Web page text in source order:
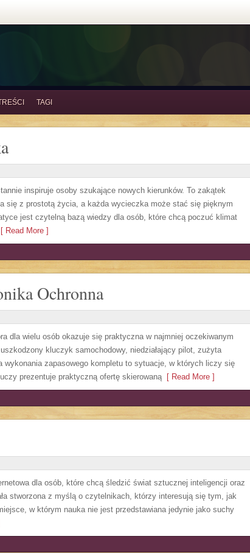
TAGI
inspiruje osoby szukające nowych kierunków. To zakątek
się z prostotą życia, a każda wycieczka może stać się pięknym
jest czytelną bazą wiedzy dla osób, które chcą poczuć klimat
[ Read More ]
Ochronna
dla wielu osób okazuje się praktyczna w najmniej oczekiwanym
kluczyk samochodowy, niedziałający pilot, zużyta
wykonania zapasowego kompletu to sytuacje, w których liczy się
prezentuje praktyczną ofertę skierowaną[ Read More ]
dla osób, które chcą śledzić świat sztucznej inteligencji oraz
stworzona z myślą o czytelnikach, którzy interesują się tym, jak
w którym nauka nie jest przedstawiana jedynie jako suchy